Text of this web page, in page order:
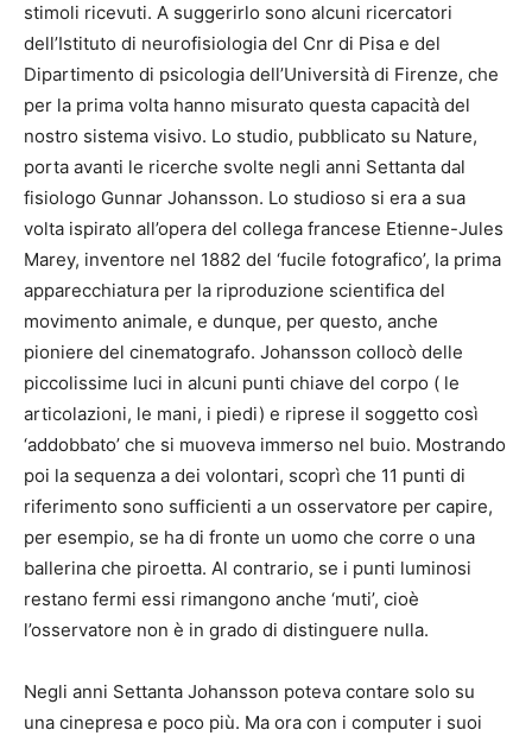
stimoli ricevuti. A suggerirlo sono alcuni ricercatori
dell’Istituto di neurofisiologia del Cnr di Pisa e del
Dipartimento di psicologia dell’Università di Firenze, che
per la prima volta hanno misurato questa capacità del
nostro sistema visivo. Lo studio, pubblicato su Nature,
porta avanti le ricerche svolte negli anni Settanta dal
fisiologo Gunnar Johansson. Lo studioso si era a sua
volta ispirato all’opera del collega francese Etienne-Jules
Marey, inventore nel 1882 del ‘fucile fotografico’, la prima
apparecchiatura per la riproduzione scientifica del
movimento animale, e dunque, per questo, anche
pioniere del cinematografo. Johansson collocò delle
piccolissime luci in alcuni punti chiave del corpo ( le
articolazioni, le mani, i piedi) e riprese il soggetto così
‘addobbato’ che si muoveva immerso nel buio. Mostrando
poi la sequenza a dei volontari, scoprì che 11 punti di
riferimento sono sufficienti a un osservatore per capire,
per esempio, se ha di fronte un uomo che corre o una
ballerina che piroetta. Al contrario, se i punti luminosi
restano fermi essi rimangono anche ‘muti’, cioè
l’osservatore non è in grado di distinguere nulla.
Negli anni Settanta Johansson poteva contare solo su
una cinepresa e poco più. Ma ora con i computer i suoi